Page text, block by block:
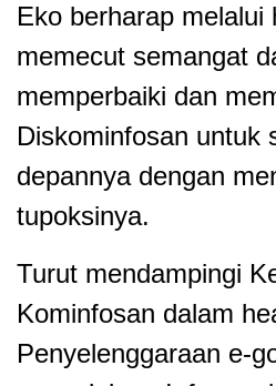
Eko berharap melalui
memecut semangat
memperbaiki dan
Diskominfosan untuk
depannya dengan
tupoksinya.
Turut mendampingi
Kominfosan dalam
Penyelenggaraan e-